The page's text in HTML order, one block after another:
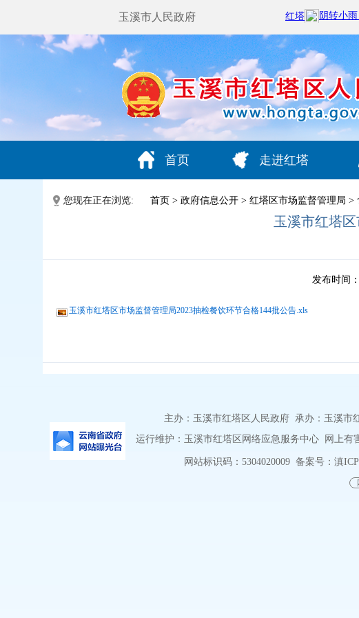
玉溪市人民政府
首页 走进红塔
您现在正在浏览: 首页 > 政府信息公开 > 红塔区市场监督管理局 >
玉溪市红塔
发布时间
玉溪市红塔区市场监督管理局2023抽检餐饮环节合格144批公告.xls
主办：玉溪市红塔区人民政府 承办：玉溪市
运行维护：玉溪市红塔区网络应急服务中心 网上有
网站标识码：5304020009备案号：滇